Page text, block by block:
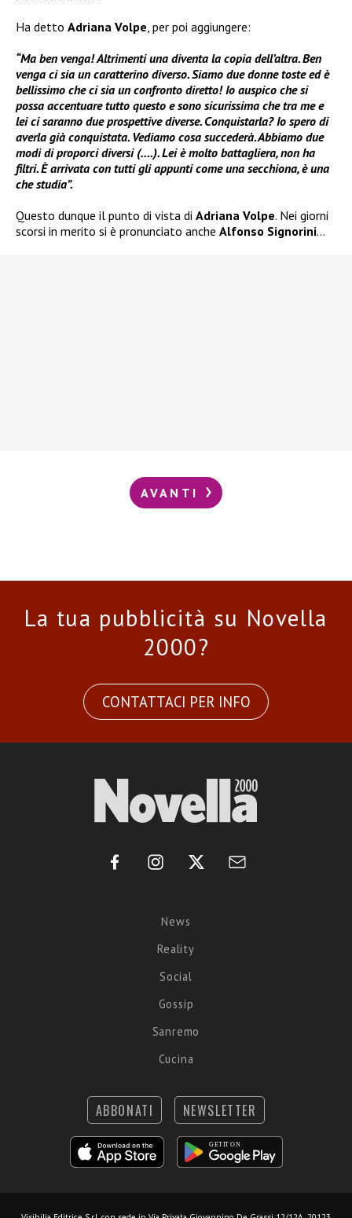
Ha detto Adriana Volpe, per poi aggiungere:
“Ma ben venga! Altrimenti una diventa la copia dell’altra. Ben
venga ci sia un caratterino diverso. Siamo due donne toste ed è
bellissimo che ci sia un confronto diretto! Io auspico che si
possa accentuare tutto questo e sono sicurissima che tra me e
lei ci saranno due prospettive diverse. Conquistarla? Io spero di
averla già conquistata. Vediamo cosa succederà. Abbiamo due
modi di proporci diversi (….). Lei è molto battagliera, non ha
filtri. È arrivata con tutti gli appunti come una secchiona, è una
che studia”.
Questo dunque il punto di vista di Adriana Volpe. Nei giorni
scorsi in merito si è pronunciato anche Alfonso Signorini…
AVANTI
La tua pubblicità su Novella
2000?
CONTATTACI PER INFO
News
Reality
Social
Gossip
Sanremo
Cucina
ABBONATI NEWSLETTER